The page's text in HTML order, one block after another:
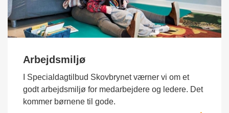
Arbejdsmiljø
I Specialdagtilbud Skovbrynet værner vi om et
godt arbejdsmiljø for medarbejdere og ledere. Det
kommer børnene til gode.